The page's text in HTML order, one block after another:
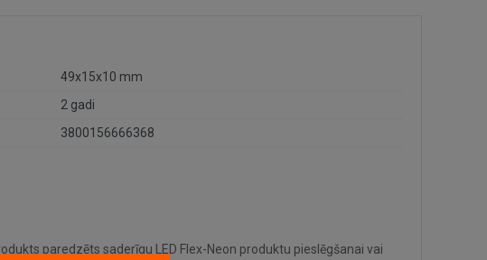
49x15x10 mm
2 gadi
3800156666368
paredzēts saderīgu LED Flex-Neon produktu pieslēgšanai vai